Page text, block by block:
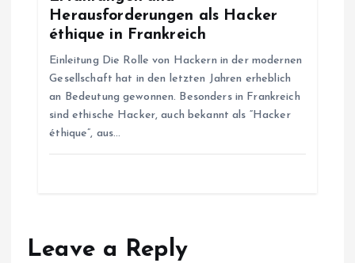
Herausforderungen als Hacker
éthique in Frankreich
Einleitung Die Rolle von Hackern in der modernen
Gesellschaft hat in den letzten Jahren erheblich
an Bedeutung gewonnen. Besonders in Frankreich
sind ethische Hacker, auch bekannt als “Hacker
éthique”, aus…
Leave a Reply